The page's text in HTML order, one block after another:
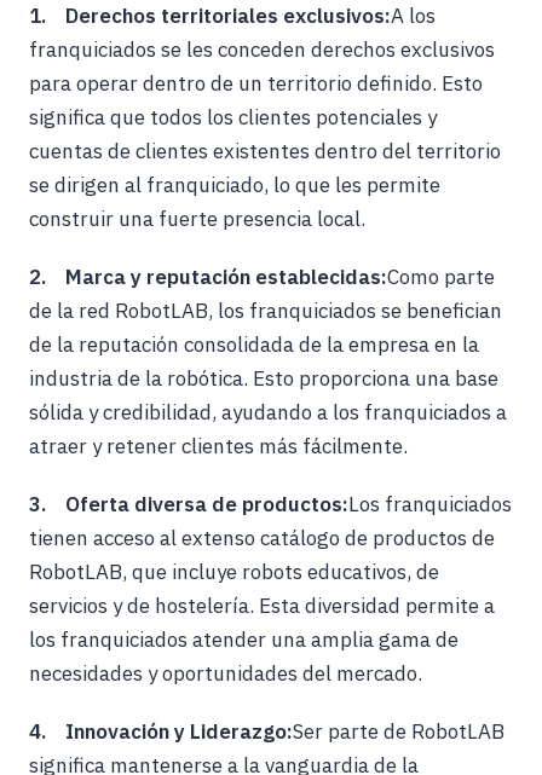
1. Derechos territoriales exclusivos:A los
franquiciados se les conceden derechos exclusivos
para operar dentro de un territorio definido. Esto
significa que todos los clientes potenciales y
cuentas de clientes existentes dentro del territorio
se dirigen al franquiciado, lo que les permite
construir una fuerte presencia local.
2. Marca y reputación establecidas:Como parte
de la red RobotLAB, los franquiciados se benefician
de la reputación consolidada de la empresa en la
industria de la robótica. Esto proporciona una base
sólida y credibilidad, ayudando a los franquiciados a
atraer y retener clientes más fácilmente.
3. Oferta diversa de productos:Los franquiciados
tienen acceso al extenso catálogo de productos de
RobotLAB, que incluye robots educativos, de
servicios y de hostelería. Esta diversidad permite a
los franquiciados atender una amplia gama de
necesidades y oportunidades del mercado.
4. Innovación y Liderazgo:Ser parte de RobotLAB
significa mantenerse a la vanguardia de la